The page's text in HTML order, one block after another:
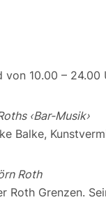
von 10.00 –
‹Bar-Musik›
Balke,
Roth
Roth Grenzen.